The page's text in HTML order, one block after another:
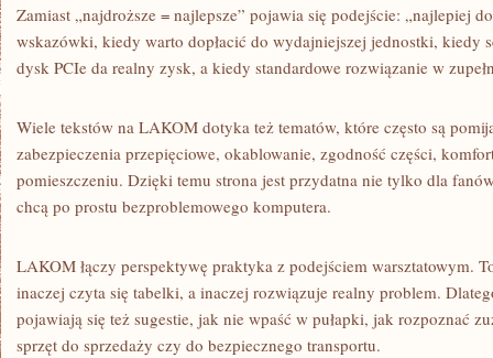
Zamiast „najdroższe = najlepsze” pojawia się podejście: „najlepiej
wskazówki, kiedy warto dopłacić do wydajniejszej jednostki, kiedy
dysk PCIe da realny zysk, a kiedy standardowe rozwiązanie w
Wiele tekstów na LAKOM dotyka też tematów, które często są
zabezpieczenia przepięciowe, okablowanie, zgodność części,
pomieszczeniu. Dzięki temu strona jest przydatna nie tylko dla
chcą po prostu bezproblemowego komputera.
LAKOM łączy perspektywę praktyka z podejściem warsztatowym.
inaczej czyta się tabelki, a inaczej rozwiązuje realny problem.
pojawiają się też sugestie, jak nie wpaść w pułapki, jak rozpoznać
sprzęt do sprzedaży czy do bezpiecznego transportu.